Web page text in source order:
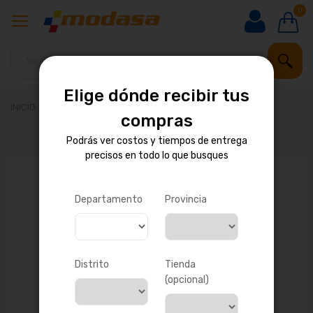
0
TRANSF TRIF SECO 500KVA 20-10/0.4KV DYN5
Elige dónde recibir tus
compras
Podrás ver costos y tiempos de entrega
precisos en todo lo que busques
Departamento Provincia
Distrito
Tienda
(opcional)